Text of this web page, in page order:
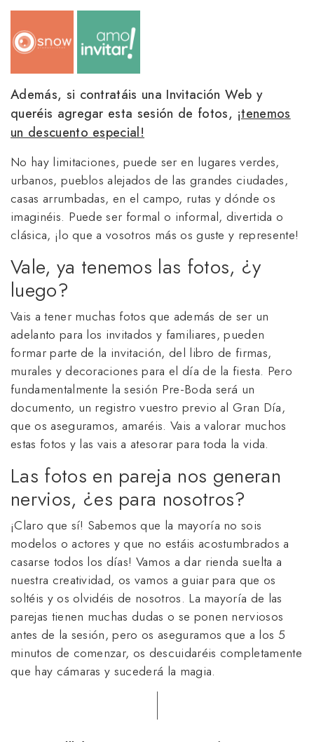
Además, si contratáis una Invitación Web y
queréis agregar esta sesión de fotos, ¡tenemos
un descuento especial!
No hay limitaciones, puede ser en lugares verdes,
urbanos, pueblos alejados de las grandes ciudades,
casas arrumbadas, en el campo, rutas y dónde os
imaginéis. Puede ser formal o informal, divertida o
clásica, ¡lo que a vosotros más os guste y represente!
Vale, ya tenemos las fotos, ¿y
luego?
Vais a tener muchas fotos que además de ser un
adelanto para los invitados y familiares, pueden
formar parte de la invitación, del libro de firmas,
murales y decoraciones para el día de la fiesta. Pero
fundamentalmente la sesión Pre-Boda será un
documento, un registro vuestro previo al Gran Día,
que os aseguramos, amaréis. Vais a valorar muchos
estas fotos y las vais a atesorar para toda la vida.
Las fotos en pareja nos generan
nervios, ¿es para nosotros?
¡Claro que sí! Sabemos que la mayoría no sois
modelos o actores y que no estáis acostumbrados a
casarse todos los días! Vamos a dar rienda suelta a
nuestra creatividad, os vamos a guiar para que os
soltéis y os olvidéis de nosotros. La mayoría de las
parejas tienen muchas dudas o se ponen nerviosos
antes de la sesión, pero os aseguramos que a los 5
minutos de comenzar, os descuidaréis completamente
que hay cámaras y sucederá la magia.